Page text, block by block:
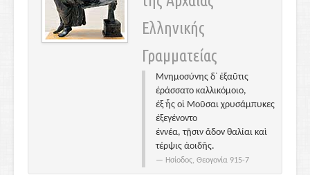
Ελληνικής
Γραμματείας
Μνημοσύνης δ᾽ ἐξαῦτις
ἐράσσατο καλλικόμοιο,
ἐξ ἧς οἱ Μοῦσαι χρυσάμπυκες
ἐξεγένοντο
ἐννέα, τῇσιν ἅδον θαλίαι καὶ
τέρψις ἀοιδῆς.
Ησίοδος, Θεογονία 915-7